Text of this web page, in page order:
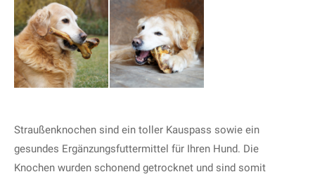
Straußenknochen sind ein toller Kauspass sowie ein
gesundes Ergänzungsfuttermittel für Ihren Hund. Die
Knochen wurden schonend getrocknet und sind somit